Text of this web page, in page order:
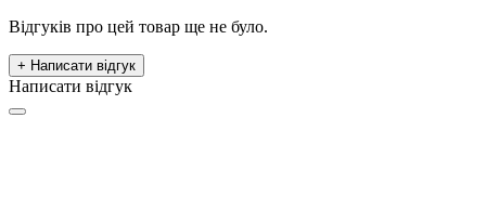
Відгуків про цей товар ще не було.
+ Написати відгук
Написати відгук